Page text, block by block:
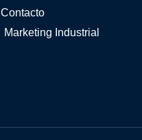
Contacto
Marketing Industrial